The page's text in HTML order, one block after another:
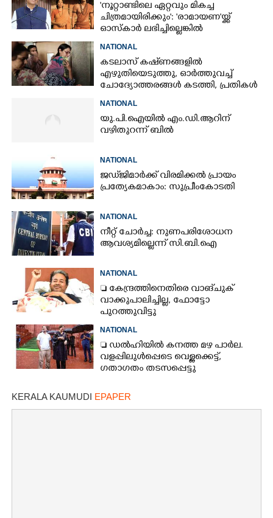
'നൂറ്റാണ്ടിലെ ഏറ്റവും മികച്ച
ചിത്രമായിരിക്കും': 'രാമായണ'യ്ക്ക്
ഓസ്കാ‌ർ ലഭിച്ചില്ലെങ്കിൽ
നിരാശനാകുമെന്ന് ദേവേന്ദ്ര
ഫഡ്നാവിസ്
NATIONAL
കടലാസ് കഷ്‌ണങ്ങളിൽ
എഴുതിയെടുത്തു, ഓർത്തുവച്ച്
ചോദ്യോത്തരങ്ങൾ കടത്തി, പ്രതികൾ
നീറ്റ് ചോദ്യപേപ്പർ കടത്തിയതിങ്ങനെ
NATIONAL
യു.പി.ഐയിൽ എം.ഡി.ആറിന്
വഴിതുറന്ന് ബിൽ
NATIONAL
ജഡ്‌ജിമാർക്ക് വിരമിക്കൽ പ്രായം
പ്രത്യേകമാകാം: സുപ്രീംകോടതി
NATIONAL
നീറ്റ് ചോർച്ച: നുണപരിശോധന
ആവശ്യമില്ലെന്ന് സി.ബി.ഐ
NATIONAL
 കേന്ദ്രത്തിനെതിരെ വാങ്‌ചുക്
വാക്കുപാലിച്ചില്ല, ഫോട്ടോ
പുറത്തുവിട്ടു
NATIONAL
 ഡൽഹിയിൽ കനത്ത മഴ പാർല.
വളപ്പിലുൾപ്പെടെ വെള്ളക്കെട്ട്,
ഗതാഗതം തടസപ്പെട്ടു
KERALA KAUMUDI EPAPER